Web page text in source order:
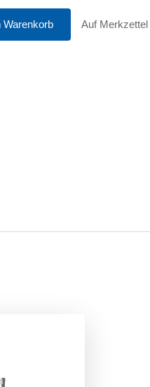
Warenkorb Auf Merkzettel